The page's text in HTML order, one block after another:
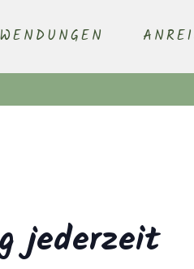
jederzeit